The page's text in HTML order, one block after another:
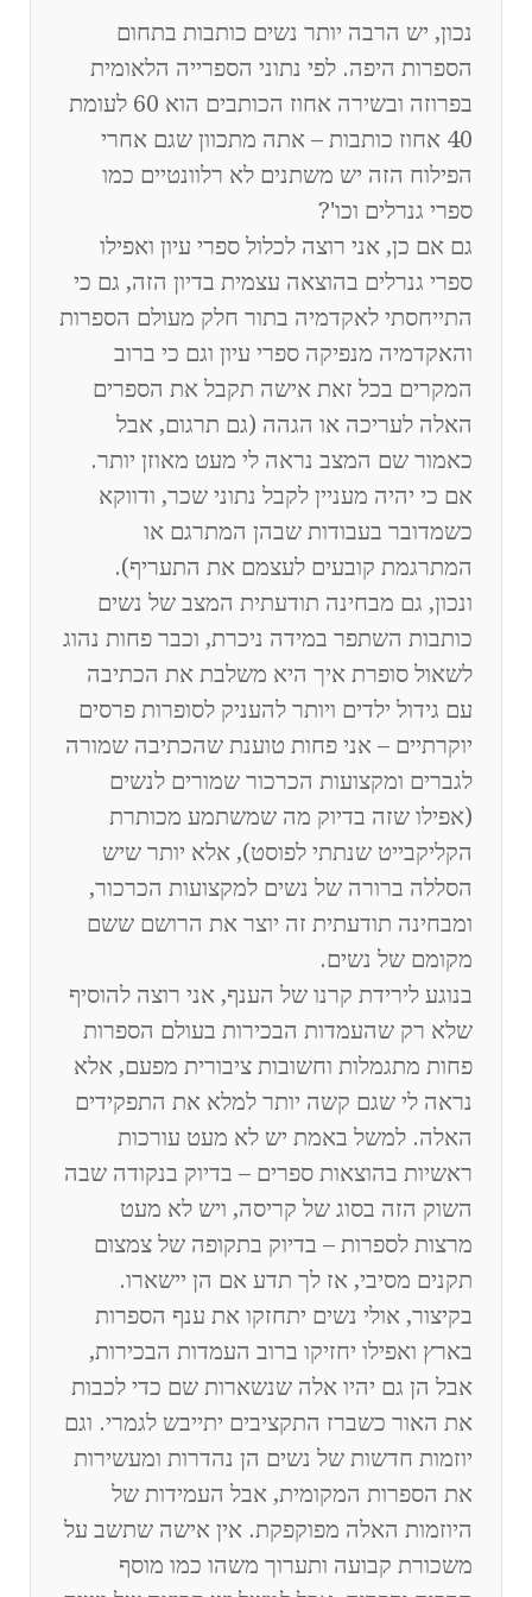
נכון, יש הרבה יותר נשים כותבות בתחום
הספרות היפה. לפי נתוני הספרייה הלאומית
בפרוזה ובשירה אחוז הכותבים הוא 60 לעומת
40 אחוז כותבות – אתה מתכוון שגם אחרי
הפילוח הזה יש משתנים לא רלוונטיים כמו
ספרי גנרלים וכו'?
גם אם כן, אני רוצה לכלול ספרי עיון ואפילו
ספרי גנרלים בהוצאה עצמית בדיון הזה, גם כי
התייחסתי לאקדמיה בתור חלק מעולם הספרות
והאקדמיה מנפיקה ספרי עיון וגם כי ברוב
המקרים בכל זאת אישה תקבל את הספרים
האלה לעריכה או הגהה (גם תרגום, אבל
כאמור שם המצב נראה לי מעט מאוזן יותר.
אם כי יהיה מעניין לקבל נתוני שכר, ודווקא
כשמדובר בעבודות שבהן המתרגם או
המתרגמת קובעים לעצמם את התעריף).
ונכון, גם מבחינה תודעתית המצב של נשים
כותבות השתפר במידה ניכרת, וכבר פחות נהוג
לשאול סופרת איך היא משלבת את הכתיבה
עם גידול ילדים ויותר להעניק לסופרות פרסים
יוקרתיים – אני פחות טוענת שהכתיבה שמורה
לגברים ומקצועות הכרכור שמורים לנשים
(אפילו שזה בדיוק מה שמשתמע מכותרת
הקליקבייט שנתתי לפוסט), אלא יותר שיש
הסללה ברורה של נשים למקצועות הכרכור,
ומבחינה תודעתית זה יוצר את הרושם ששם
מקומם של נשים.
בנוגע לירידת קרנו של הענף, אני רוצה להוסיף
שלא רק שהעמדות הבכירות בעולם הספרות
פחות מתגמלות וחשובות ציבורית מפעם, אלא
נראה לי שגם קשה יותר למלא את התפקידים
האלה. למשל באמת יש לא מעט עורכות
ראשיות בהוצאות ספרים – בדיוק בנקודה שבה
השוק הזה בסוג של קריסה, ויש לא מעט
מרצות לספרות – בדיוק בתקופה של צמצום
תקנים מסיבי, אז לך תדע אם הן יישארו.
בקיצור, אולי נשים יתחזקו את ענף הספרות
בארץ ואפילו יחזיקו ברוב העמדות הבכירות,
אבל הן גם יהיו אלה שנשארות שם כדי לכבות
את האור כשברז התקציבים יתייבש לגמרי. וגם
יוזמות חדשות של נשים הן נהדרות ומעשירות
את הספרות המקומית, אבל העמידות של
היוזמות האלה מפוקפקת. אין אישה שתשב על
משכורת קבועה ותערוך משהו כמו מוסף